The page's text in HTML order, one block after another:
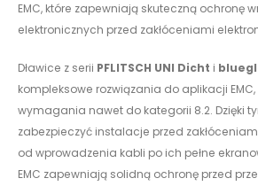
EMC, które zapewniają skuteczną ochronę
elektronicznych przed zakłóceniami
Dławice z serii PFLITSCH UNI Dicht i
kompleksowe rozwiązania do aplikacji
wymagania nawet do kategorii 8.2. Dzięki
zabezpieczyć instalacje przed
od wprowadzenia kabli po ich pełne
EMC zapewniają solidną ochronę przed